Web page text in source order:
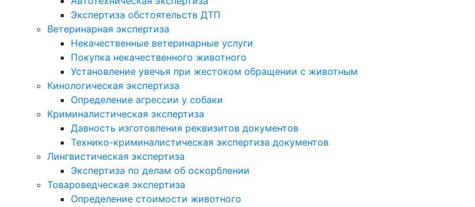
Экспертиза обстоятельств ДТП
Ветеринарная экспертиза
Некачественные ветеринарные услуги
Покупка некачественного животного
Установление увечья при жестоком обращении с животным
Кинологическая экспертиза
Определение агрессии у собаки
Криминалистическая экспертиза
Давность изготовления реквизитов документов
Технико-криминалистическая экспертиза документов
Лингвистическая экспертиза
Экспертиза по делам об оскорблении
Товароведческая экспертиза
Определение стоимости животного